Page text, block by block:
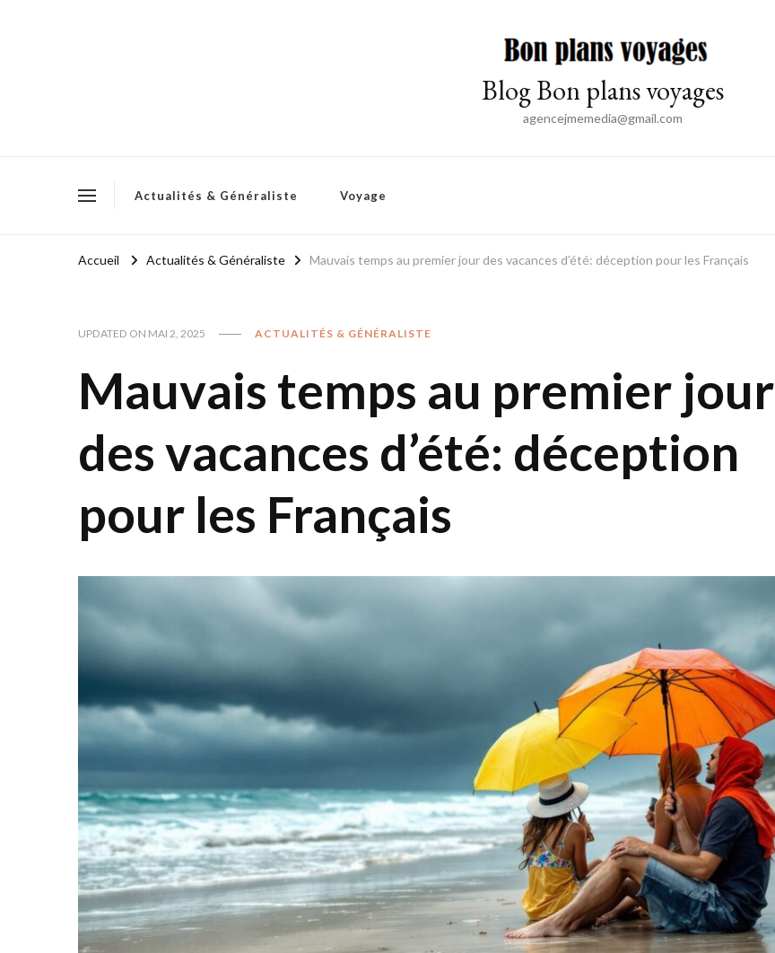
Blog Bon plans voyages
agencejmemedia@gmail.com
Actualités & Généraliste Voyage
Accueil Actualités & Généraliste Mauvais temps au premier jour des vacances d’été: déception pour les Français
UPDATED ON MAI 2, 2025 ACTUALITÉS & GÉNÉRALISTE
Mauvais temps au premier jour
des vacances d’été: déception
pour les Français